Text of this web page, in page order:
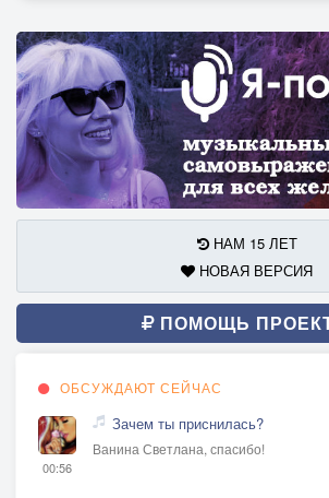
НАМ 15 ЛЕТ
НОВАЯ ВЕРСИЯ
ПОМОЩЬ
ОБСУЖДАЮТ СЕЙЧАС
00:56
Зачем ты приснилась?
Ванина Светлана, спасибо!